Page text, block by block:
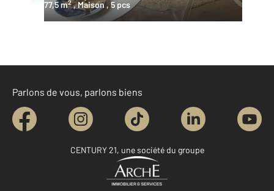
77,5 m2 , Maison , 5 pcs
Parlons de vous, parlons biens
CENTURY 21, une société du groupe